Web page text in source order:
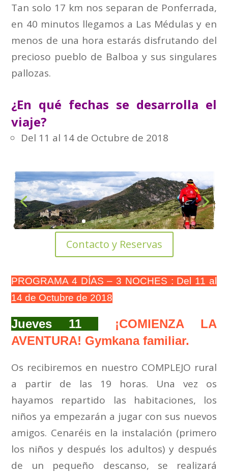
Tan solo 17 km nos separan de Ponferrada,
en 40 minutos llegamos a Las Médulas y en
menos de una hora estarás disfrutando del
precioso pueblo de Balboa y sus singulares
pallozas.
¿En qué fechas se desarrolla el
viaje?
Del 11 al 14 de Octubre de 2018
Contacto y Reservas
PROGRAMA 4 DÍAS – 3 NOCHES : Del 11 al
14 de Octubre de 2018
Jueves 11
¡COMIENZA LA
AVENTURA! Gymkana familiar.
Os recibiremos en nuestro COMPLEJO rural
a partir de las 19 horas. Una vez os
hayamos repartido las habitaciones, los
niños ya empezarán a jugar con sus nuevos
amigos. Cenaréis en la instalación (primero
los niños y después los adultos) y después
de un pequeño descanso, se realizará